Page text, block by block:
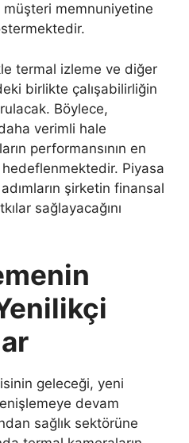
müşteri memnuniyetine
termal izleme ve diğer
birlikte çalışabilirliğin
Böylece,
verimli hale
performansının en
hedeflenmektedir. Piyasa
şirketin finansal
sağlayacağını
geleceği, yeni
devam
sağlık sektörüne